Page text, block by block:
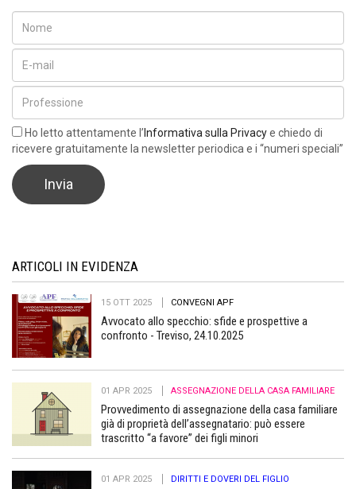
Ho letto attentamente l’ Informativa sulla Privacye chiedo di
ricevere gratuitamente la newsletter periodica e i “numeri speciali”
ARTICOLI IN EVIDENZA
15 OTT 2025 CONVEGNI APF
Avvocato allo specchio: sfide e prospettive a
confronto - Treviso, 24.10.2025
01 APR 2025 ASSEGNAZIONE DELLA CASA FAMILIARE
Provvedimento di assegnazione della casa familiare
già di proprietà dell’assegnatario: può essere
trascritto “a favore” dei figli minori
01 APR 2025 DIRITTI E DOVERI DEL FIGLIO